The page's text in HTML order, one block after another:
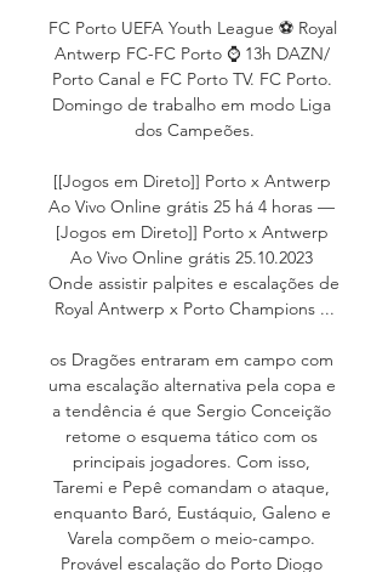
FC Porto UEFA Youth League ⚽ Royal
Antwerp FC-FC Porto ⌚ 13h DAZN/
Porto Canal e FC Porto TV. FC Porto.
Domingo de trabalho em modo Liga
dos Campeões.
[[Jogos em Direto]] Porto x Antwerp
Ao Vivo Online grátis 25 há 4 horas —
[Jogos em Direto]] Porto x Antwerp
Ao Vivo Online grátis 25.10.2023
Onde assistir palpites e escalações de
Royal Antwerp x Porto Champions ...
os Dragões entraram em campo com
uma escalação alternativa pela copa e
a tendência é que Sergio Conceição
retome o esquema tático com os
principais jogadores. Com isso,
Taremi e Pepê comandam o ataque,
enquanto Baró, Eustáquio, Galeno e
Varela compõem o meio-campo.
Provável escalação do Porto Diogo